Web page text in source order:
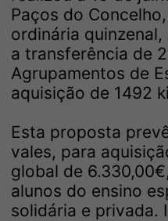
Paços do
ordinária
a transferência de
Agrupamentos de
aquisição de 1492
Esta proposta
vales, para
global de
alunos do ensino
solidária e privada.